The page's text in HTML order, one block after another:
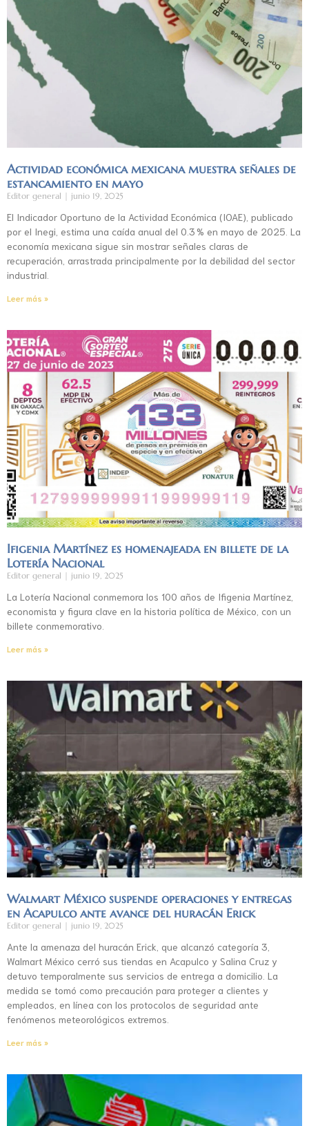
Actividad económica mexicana muestra señales de
estancamiento en mayo
Editor general junio 19, 2025
El Indicador Oportuno de la Actividad Económica (IOAE), publicado
por el Inegi, estima una caída anual del 0.3 % en mayo de 2025. La
economía mexicana sigue sin mostrar señales claras de
recuperación, arrastrada principalmente por la debilidad del sector
industrial.
Leer más »
Ifigenia Martínez es homenajeada en billete de la
Lotería Nacional
Editor general junio 19, 2025
La Lotería Nacional conmemora los 100 años de Ifigenia Martínez,
economista y figura clave en la historia política de México, con un
billete conmemorativo.
Leer más »
Walmart México suspende operaciones y entregas
en Acapulco ante avance del huracán Erick
Editor general junio 19, 2025
Ante la amenaza del huracán Erick, que alcanzó categoría 3,
Walmart México cerró sus tiendas en Acapulco y Salina Cruz y
detuvo temporalmente sus servicios de entrega a domicilio. La
medida se tomó como precaución para proteger a clientes y
empleados, en línea con los protocolos de seguridad ante
fenómenos meteorológicos extremos.
Leer más »